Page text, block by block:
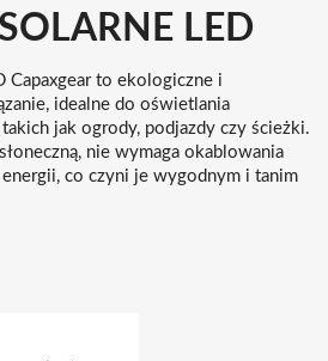
LED
Capaxgear to ekologiczne i
idealne do oświetlania
jak ogrody, podjazdy czy ścieżki.
nie wymaga okablowania
co czyni je wygodnym i tanim